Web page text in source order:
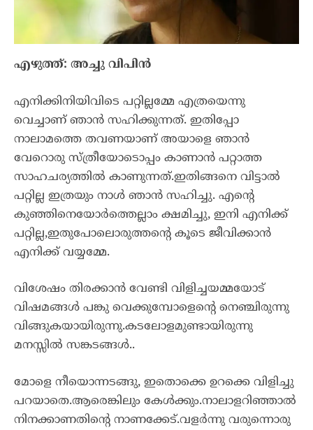
എഴുത്ത്: അച്ചു വിപിൻ
എനിക്കിനിയിവിടെ പറ്റില്ലമ്മേ എത്രയെന്നു
വെച്ചാണ് ഞാൻ സഹിക്കുന്നത്. ഇതിപ്പോ
നാലാമത്തെ തവണയാണ് അയാളെ ഞാൻ
വേറൊരു സ്ത്രീയോടൊപ്പം കാണാൻ പറ്റാത്ത
സാഹചര്യത്തിൽ കാണുന്നത്.ഇതിങ്ങനെ വിട്ടാൽ
പറ്റില്ല ഇത്രയും നാൾ ഞാൻ സഹിച്ചു. എന്റെ
കുഞ്ഞിനെയോർത്തെല്ലാം ക്ഷമിച്ചു, ഇനി എനിക്ക്
പറ്റില്ല,ഇതുപോലൊരുത്തന്റെ കൂടെ ജീവിക്കാൻ
എനിക്ക് വയ്യമ്മേ.
വിശേഷം തിരക്കാൻ വേണ്ടി വിളിച്ചയമ്മയോട്
വിഷമങ്ങൾ പങ്കു വെക്കുമ്പോളെന്റെ നെഞ്ചിരുന്നു
വിങ്ങുകയായിരുന്നു.കടലോളമുണ്ടായിരുന്നു
മനസ്സിൽ സങ്കടങ്ങൾ..
മോളെ നീയൊന്നടങ്ങു, ഇതൊക്കെ ഉറക്കെ വിളിച്ചു
പറയാതെ.ആരെങ്കിലും കേൾക്കും.നാലാളറിഞ്ഞാൽ
നിനക്കാണതിന്റെ നാണക്കേട്.വളർന്നു വരുന്നൊരു